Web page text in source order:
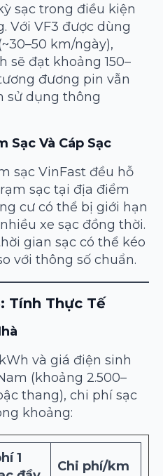
sạc trong điều kiện
Với VF3 được dùng
km/ngày),
sẽ đạt khoảng 150–
đương pin vẫn
sử dụng thông
Sạc Và Cáp Sạc
sạc VinFast đều hỗ
sạc tại địa điểm
cư có thể bị giới hạn
xe sạc đồng thời.
gian sạc có thể kéo
với thông số chuẩn.
Tính Thực Tế
và giá điện sinh
(khoảng 2.500–
thang), chi phí sạc
khoảng:
1
Chi phí/km